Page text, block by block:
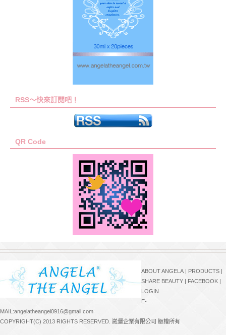
RSS～快來訂閱吧！
QR Code
ABOUT ANGELA | PRODUCTS |
SHARE BEAUTY | FACEBOOK |
LOGIN
E-
MAIL:angelatheangel0916@gmail.com
COPYRIGHT(C) 2013 RIGHTS RESERVED. 崴儷企業有限公司 版權所有